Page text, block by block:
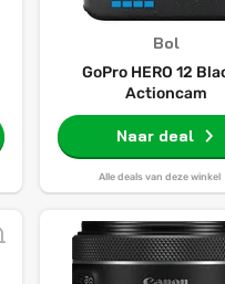
Bol
GoPro HERO 12
Actioncam
Naar deal
Alle deals van deze winkel